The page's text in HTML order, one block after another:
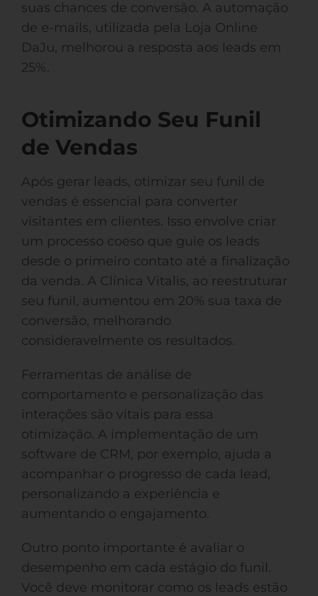
suas chances de conversão. A automação
de e-mails, utilizada pela Loja Online
DaJu, melhorou a resposta aos leads em
25%.
Otimizando Seu Funil
de Vendas
Após gerar leads, otimizar seu funil de
vendas é essencial para converter
visitantes em clientes. Isso envolve criar
um processo coeso que guie os leads
desde o primeiro contato até a finalização
da venda. A Clínica Vitalis, ao reestruturar
seu funil, aumentou em 20% sua taxa de
conversão, melhorando
consideravelmente os resultados.
Ferramentas de análise de
comportamento e personalização das
interações são vitais para essa
otimização. A implementação de um
software de CRM, por exemplo, ajuda a
acompanhar o progresso de cada lead,
personalizando a experiência e
aumentando o engajamento.
Outro ponto importante é avaliar o
desempenho em cada estágio do funil.
Você deve monitorar como os leads estão